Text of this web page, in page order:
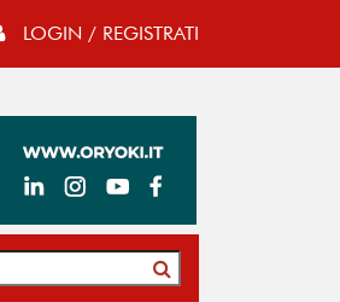
LOGIN / REGISTRATI